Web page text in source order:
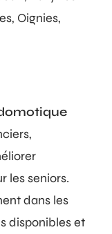
Oignies,
les seniors.
dans les
disponibles et